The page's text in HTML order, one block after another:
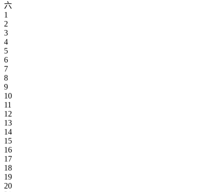
六
1
2
3
4
5
6
7
8
9
10
11
12
13
14
15
16
17
18
19
20